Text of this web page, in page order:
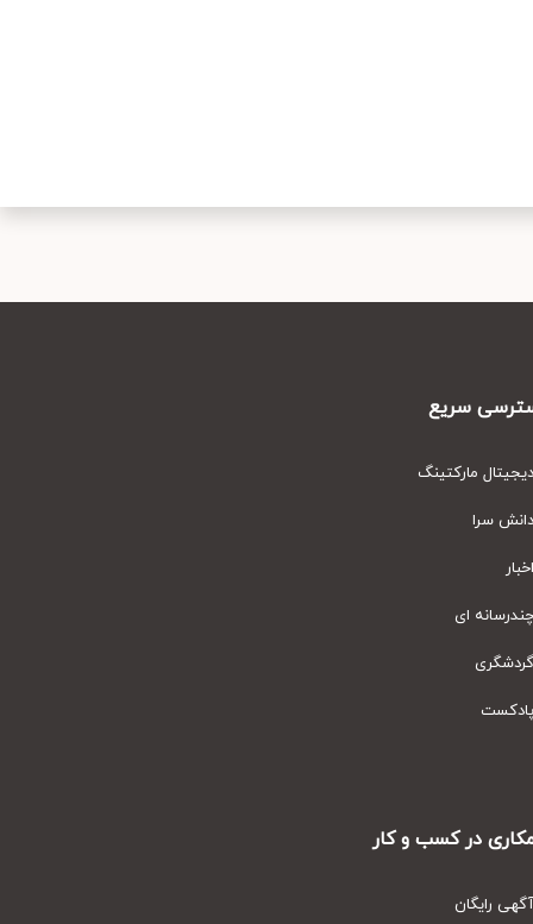
سریع
مارکتینگ
سرا
ای
در کسب و کار
رایگان